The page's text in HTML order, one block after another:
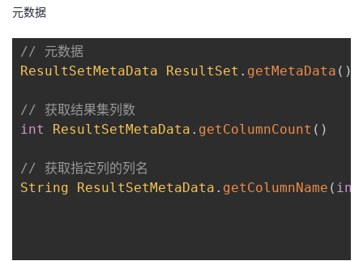
元数据
// 元数据
ResultSetMetaData
ResultSet . getMetaData ( )
// 获取结果集列数
int
ResultSetMetaData . getColumnCount ( )
// 获取指定列的列名
String
ResultSetMetaData . getColumnName ( int